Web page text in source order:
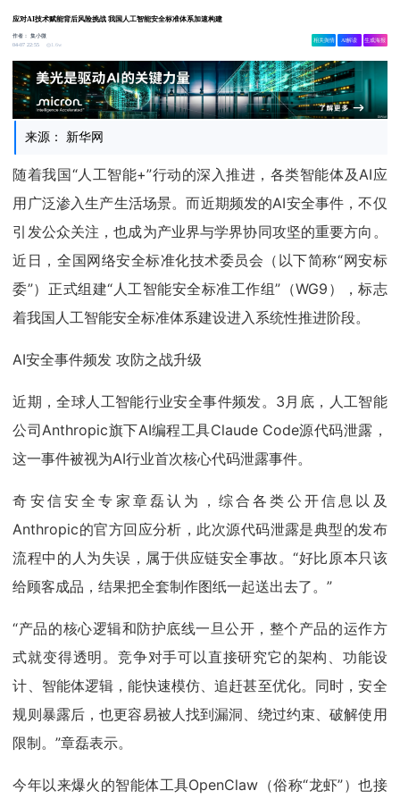
应对AI技术赋能背后风险挑战 我国人工智能安全标准体系加速构建
作者：集小微
04-07 22:55
1.6w
相关舆情 AI解读 生成海报
来源： 新华网
随着我国“人工智能+”行动的深入推进，各类智能体及AI应
用广泛渗入生产生活场景。而近期频发的AI安全事件，不仅
引发公众关注，也成为产业界与学界协同攻坚的重要方向。
近日，全国网络安全标准化技术委员会（以下简称“网安标
委”）正式组建“人工智能安全标准工作组”（WG9），标志
着我国人工智能安全标准体系建设进入系统性推进阶段。
AI安全事件频发 攻防之战升级
近期，全球人工智能行业安全事件频发。3月底，人工智能
公司Anthropic旗下AI编程工具Claude Code源代码泄露，
这一事件被视为AI行业首次核心代码泄露事件。
奇安信安全专家章磊认为，综合各类公开信息以及
Anthropic的官方回应分析，此次源代码泄露是典型的发布
流程中的人为失误，属于供应链安全事故。“好比原本只该
给顾客成品，结果把全套制作图纸一起送出去了。”
“产品的核心逻辑和防护底线一旦公开，整个产品的运作方
式就变得透明。竞争对手可以直接研究它的架构、功能设
计、智能体逻辑，能快速模仿、追赶甚至优化。同时，安全
规则暴露后，也更容易被人找到漏洞、绕过约束、破解使用
限制。”章磊表示。
今年以来爆火的智能体工具OpenClaw（俗称“龙虾”）也接